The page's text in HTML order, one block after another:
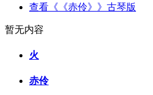
查看《《赤伶》》古琴版
暂无内容
火
赤伶